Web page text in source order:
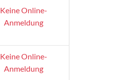
Keine Online-
Anmeldung
Keine Online-
Anmeldung